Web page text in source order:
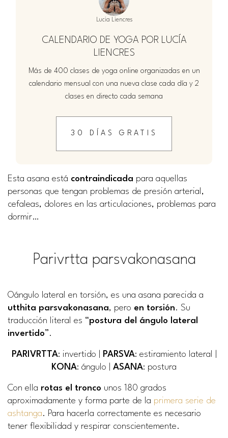
Lucia Liencres
CALENDARIO DE YOGA POR LUCÍA
LIENCRES
Más de 400 clases de yoga online organizadas en un
calendario mensual con una nueva clase cada día y 2
clases en directo cada semana
30 DÍAS GRATIS
Esta asana está contraindicada para aquellas
personas que tengan problemas de presión arterial,
cefaleas, dolores en las articulaciones, problemas para
dormir…
Parivrtta parsvakonasana
Oángulo lateral en torsión, es una asana parecida a
utthita parsvakonasana, pero en torsión. Su
traducción literal es “postura del ángulo lateral
invertido”.
PARIVRTTA: invertido | PARSVA: estiramiento lateral |
KONA: ángulo | ASANA: postura
Con ella rotas el tronco unos 180 grados
aproximadamente y forma parte de la primera serie de
ashtanga. Para hacerla correctamente es necesario
tener flexibilidad y respirar conscientemente.